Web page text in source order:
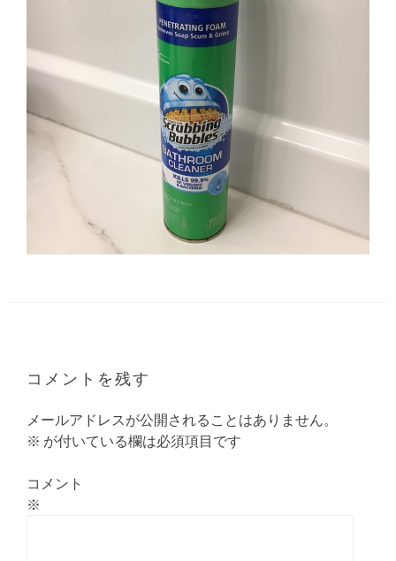
コメントを残す
メールアドレスが公開されることはありません。
※ が付いている欄は必須項目です
コメント
※